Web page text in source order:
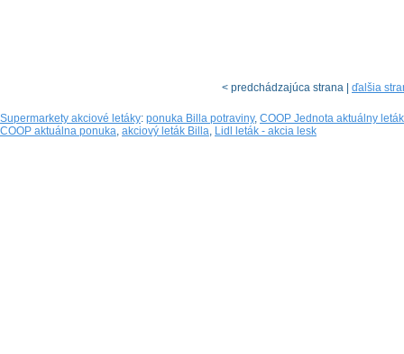
< predchádzajúca strana | ďalšia
Supermarkety akciové letáky: ponuka Billa potraviny, COOP Jednota aktuálny leták
COOP aktuálna ponuka, akciový leták Billa, Lidl leták - akcia lesk